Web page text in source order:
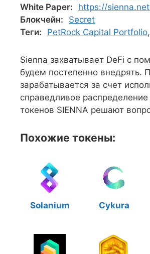
White Paper:
https://
Блокчейн:
Secret
Теги:
PetRock Capital Portfolio,
Sienna захватывает DeFi с
будем постепенно внедрять.
зарабатывается за счет
справедливое
токенов SIENNA решают
Похожие токены:
Solanium Cykura